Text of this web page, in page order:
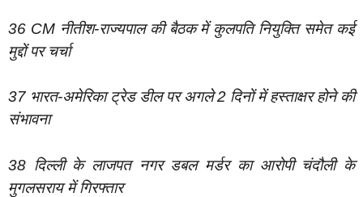
36 CM नीतीश-राज्यपाल की बैठक में कुलपति नियुक्ति समेत कई
मुद्दों पर चर्चा
37 भारत-अमेरिका ट्रेड डील पर अगले 2 दिनों में हस्ताक्षर होने की
संभावना
38 दिल्ली के लाजपत नगर डबल मर्डर का आरोपी चंदौली के
मुगलसराय में गिरफ्तार